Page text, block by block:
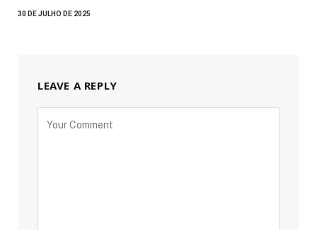
30 DE JULHO DE 2025
LEAVE A REPLY